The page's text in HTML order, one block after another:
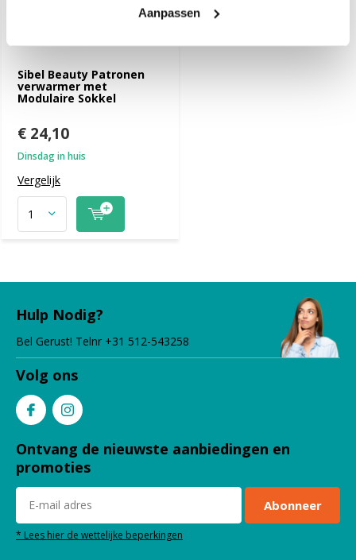
Aanpassen
Sibel Beauty Patronen
verwarmer met
Modulaire Sokkel
€ 24,10
Dinsdag in huis
Vergelijk
Hulp Nodig?
Bel Gerust! Telnr +31 512-543258
Volg ons
Ontvang de nieuwste aanbiedingen en
promoties
Abonneer
* Lees hier de wettelijke beperkingen